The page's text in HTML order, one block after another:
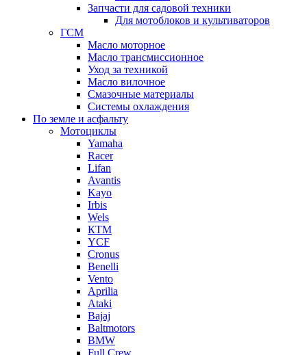
Запчасти для садовой техники
Для мотоблоков и культиваторов
ГСМ
Масло моторное
Масло трансмиссионное
Уход за техникой
Масло вилочное
Смазочные материалы
Системы охлаждения
По земле и асфальту
Мотоциклы
Yamaha
Racer
Lifan
Avantis
Kayo
Irbis
Wels
КТМ
YCF
Cronus
Benelli
Vento
Aprilia
Ataki
Bajaj
Baltmotors
BMW
Full Crew